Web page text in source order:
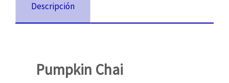
Descripción
Pumpkin Chai